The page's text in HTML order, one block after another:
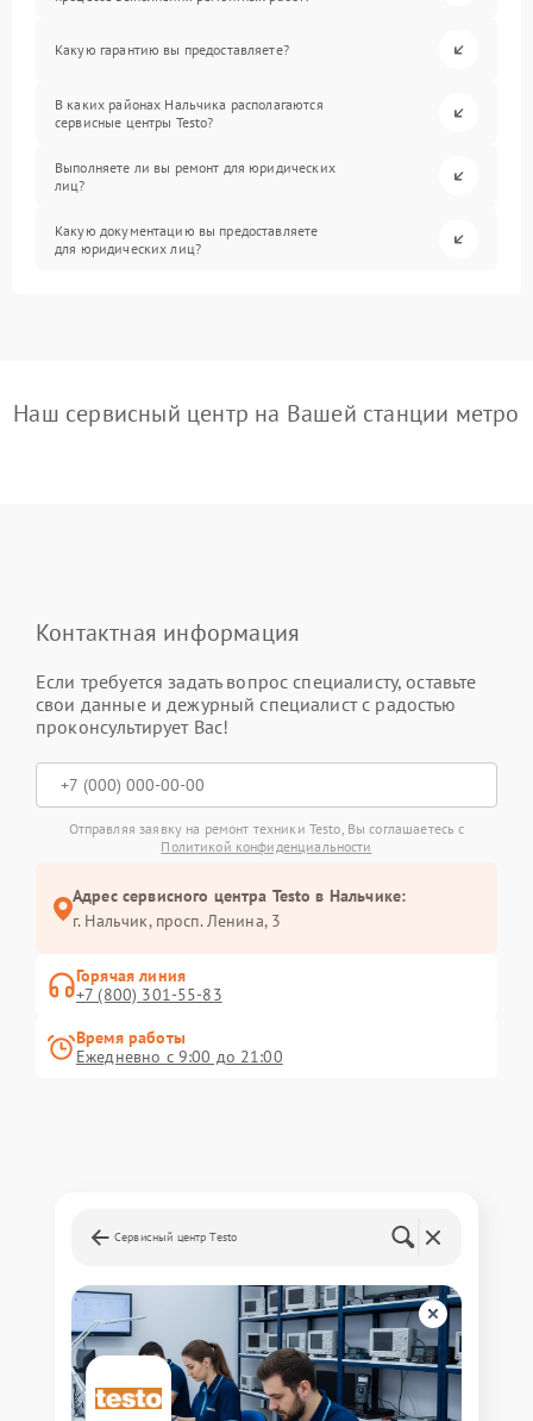
Какую гарантию вы предоставляете?
В каких районах Нальчика располагаются
сервисные центры Testo?
Выполняете ли вы ремонт для юридических
лиц?
Какую документацию вы предоставляете
для юридических лиц?
Наш сервисный центр на Вашей станции метро
Контактная информация
Если требуется задать вопрос специалисту, оставьте
свои данные и дежурный специалист с радостью
проконсультирует Вас!
Отправляя заявку на ремонт техники Testo, Вы соглашаетесь с
Политикой конфиденциальности
Адрес сервисного центра Testo в Нальчике:
г. Нальчик, просп. Ленина, 3
Горячая линия
+7 (800) 301-55-83
Время работы
Ежедневно с 9:00 до 21:00
Сервисный центр Testo